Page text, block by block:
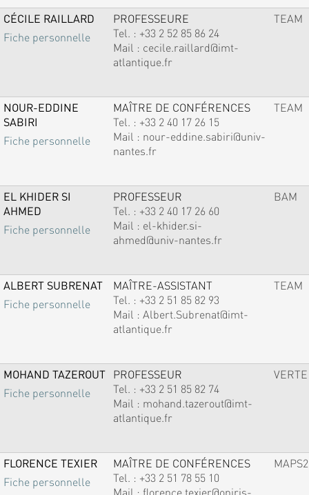
CÉCILE RAILLARD
Fiche personnelle
PROFESSEURE
Tel. : +33 2 52 85 86 24
Mail : cecile.raillard@imt-
atlantique.fr
TEAM
NOUR-EDDINE
SABIRI
Fiche personnelle
MAÎTRE DE CONFÉRENCES
Tel. : +33 2 40 17 26 15
Mail : nour-eddine.sabiri@univ-
nantes.fr
TEAM
EL KHIDER SI
AHMED
Fiche personnelle
PROFESSEUR
Tel. : +33 2 40 17 26 60
Mail : el-khider.si-
ahmed@univ-nantes.fr
BAM
ALBERT SUBRENAT
Fiche personnelle
MAÎTRE-ASSISTANT
Tel. : +33 2 51 85 82 93
Mail : Albert.Subrenat@imt-
atlantique.fr
TEAM
MOHAND TAZEROUT
Fiche personnelle
PROFESSEUR
Tel. : +33 2 51 85 82 74
Mail : mohand.tazerout@imt-
atlantique.fr
VERTE
FLORENCE TEXIER
Fiche personnelle
MAÎTRE DE CONFÉRENCES
Tel. : +33 2 51 78 55 10
Mail : florence.texier@oniris-
MAPS2